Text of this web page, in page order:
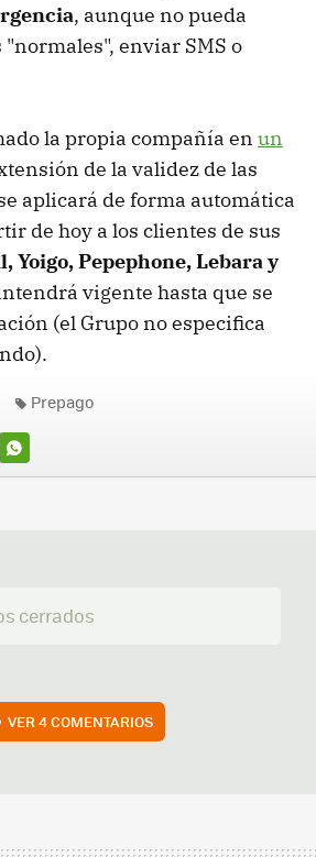
, aunque no pueda
enviar SMS o
la propia compañía en un
de la validez de las
aplicará de forma automática
de hoy a los clientes de sus
Yoigo, Pepephone, Lebara y
vigente hasta que se
(el Grupo no especifica
WHATSAPP
Prepago
cerrados
VER4 COMENTARIOS